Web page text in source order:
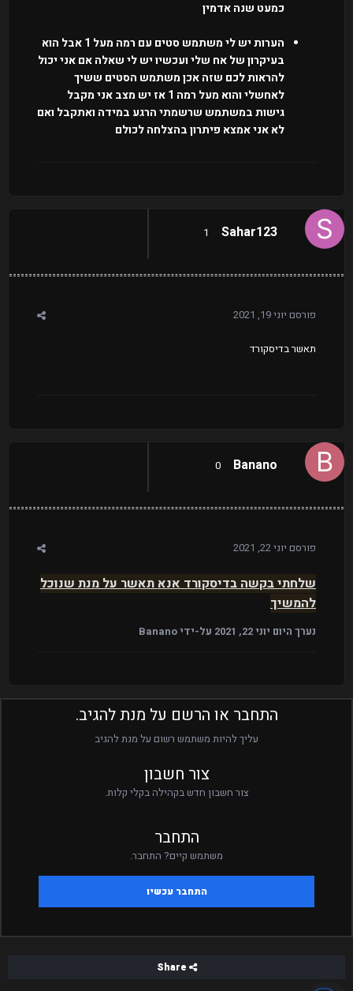
כמעט שנה אדמין
הערות יש לי משתמש סטים עם רמה מעל 1 אבל הוא
בעיקרון של אח שלי ועכשיו יש לי שאלה אם אני יכול
להראות לכם שזה אכן משתמש הסטים ששיך
לאחשלי והוא מעל רמה 1 אז יש מצב אני מקבל
גישות במשתמש שרשמתי הרגע במידה ואתקבל ואם
לא אני אמצא פיתרון בהצלחה לכולם
Sahar123
1
פורסם יוני 19, 2021
תאשר בדיסקורד
Banano
0
פורסם יוני 22, 2021
שלחתי בקשה בדיסקורד אנא תאשר על מנת שנוכל
להמשיך
נערך היום יוני 22, 2021 על-ידי Banano
התחבר או הרשם על מנת להגיב.
עליך להיות משתמש רשום על מנת להגיב
צור חשבון
צור חשבון חדש בקהילה בקלי קלות.
התחבר
משתמש קיים? התחבר.
התחבר עכשיו